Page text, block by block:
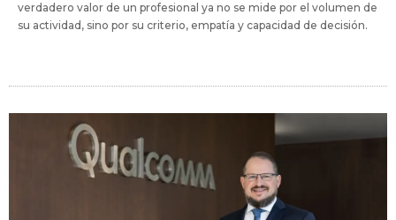
verdadero valor de un profesional ya no se mide por el volumen de
su actividad, sino por su criterio, empatía y capacidad de decisión.